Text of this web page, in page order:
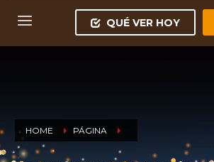
QUÉ VER HOY
HOME PÁGINA